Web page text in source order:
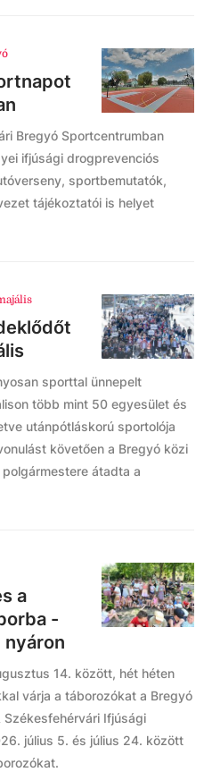
Bregyó Sportcentrumban
ifjúsági drogprevenciós
sportbemutatók,
tájékoztatói is helyet
sporttal ünnepelt
több mint 50 egyesület és
utánpótláskorú sportolója
követően a Bregyó közi
átadta a
a
-
nyáron
14. között, hét héten
várja a táborozókat a Bregyó
Ifjúsági
július 5. és július 24. között